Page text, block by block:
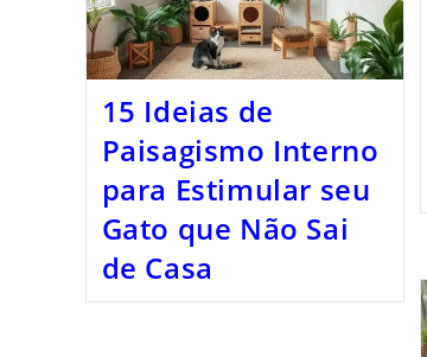
15 Ideias de
Paisagismo Interno
para Estimular seu
Gato que Não Sai
de Casa